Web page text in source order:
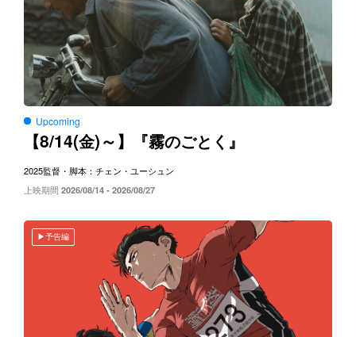
Upcoming
【8/14(金)～】『霧のごとく』
2025監督・脚本：チェン・ユーシュン
上映期間 2026/08/14 - 2026/08/27
予告編